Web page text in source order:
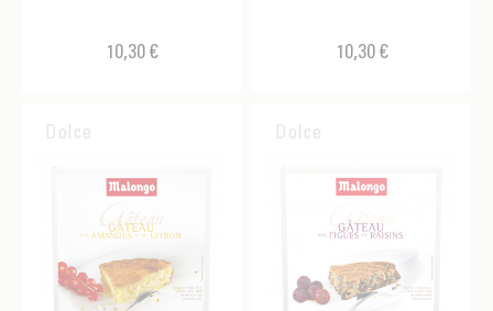
10,30 € 10,30 €
Dolce Dolce